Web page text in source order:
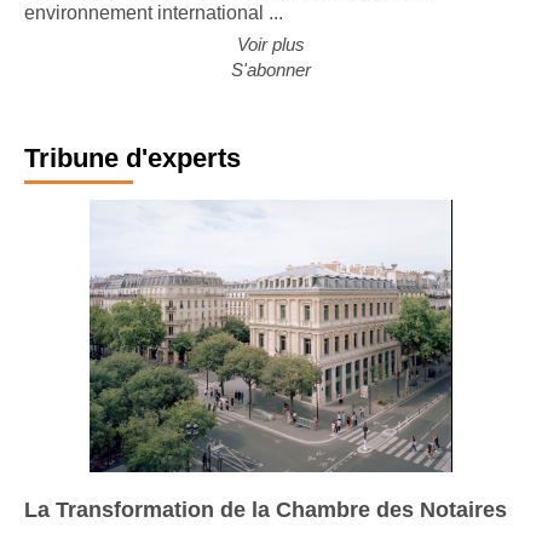
environnement international ...
Voir plus
S'abonner
Tribune d'experts
La Transformation de la Chambre des Notaires